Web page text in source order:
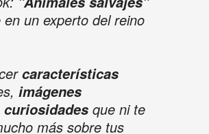
un experto del reino
características
imágenes
curiosidadesque ni te
más sobre tus